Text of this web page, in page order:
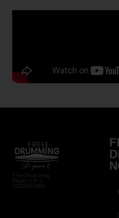
Free Drumming
Studio © P. I.
15122671009